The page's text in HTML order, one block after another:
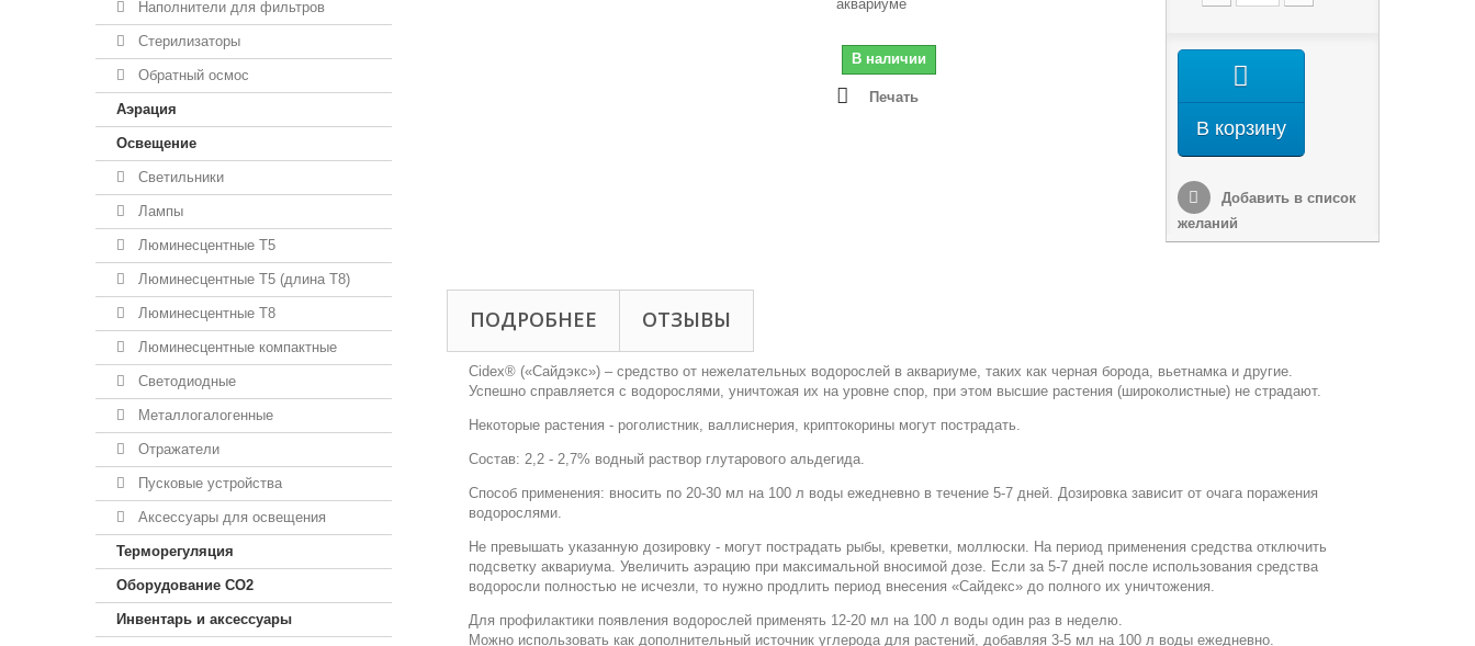
Наполнители для фильтров
Стерилизаторы
Обратный осмос
Аэрация
Освещение
Светильники
Лампы
Люминесцентные T5
Люминесцентные T5 (длина T8)
Люминесцентные T8
Люминесцентные компактные
Светодиодные
Металлогалогенные
Отражатели
Пусковые устройства
Аксессуары для освещения
Терморегуляция
Оборудование CO2
Инвентарь и аксессуары
аквариуме
В наличии
Печать
В корзину
Добавить в список
желаний
ПОДРОБНЕЕ ОТЗЫВЫ
Cidex® («Cайдэкс») – средство от нежелательных водорослей в аквариуме, таких как черная борода, вьетнамка и другие.
Успешно справляется с водорослями, уничтожая их на уровне спор, при этом высшие растения (широколистные) не страдают.
Некоторые растения - роголистник, валлиснерия, криптокорины могут пострадать.
Состав: 2,2 - 2,7% водный раствор глутарового альдегида.
Способ применения: вносить по 20-30 мл на 100 л воды ежедневно в течение 5-7 дней. Дозировка зависит от очага поражения
водорослями.
Не превышать указанную дозировку - могут пострадать рыбы, креветки, моллюски. На период применения средства отключить
подсветку аквариума. Увеличить аэрацию при максимальной вносимой дозе. Если за 5-7 дней после использования средства
водоросли полностью не исчезли, то нужно продлить период внесения «Сайдекс» до полного их уничтожения.
Для профилактики появления водорослей применять 12-20 мл на 100 л воды один раз в неделю.
Можно использовать как дополнительный источник углерода для растений, добавляя 3-5 мл на 100 л воды ежедневно.